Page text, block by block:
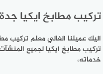
تركيب مطابخ ايكيا جدة
اليك عميلنا الغالي معلم
تركيب مطابخ ايكيا لجميع
خدماته،